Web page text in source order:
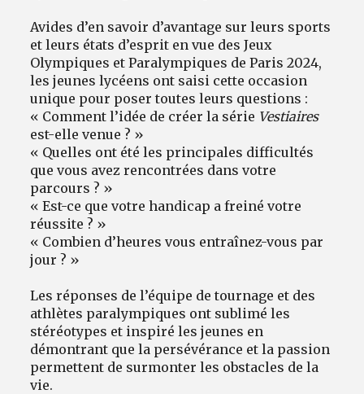
Avides d’en savoir d’avantage sur leurs sports
et leurs états d’esprit en vue des Jeux
Olympiques et Paralympiques de Paris 2024,
les jeunes lycéens ont saisi cette occasion
unique pour poser toutes leurs questions :
« Comment l’idée de créer la série Vestiaires
est-elle venue ? »
« Quelles ont été les principales difficultés
que vous avez rencontrées dans votre
parcours ? »
« Est-ce que votre handicap a freiné votre
réussite ? »
« Combien d’heures vous entraînez-vous par
jour ? »
Les réponses de l’équipe de tournage et des
athlètes paralympiques ont sublimé les
stéréotypes et inspiré les jeunes en
démontrant que la persévérance et la passion
permettent de surmonter les obstacles de la
vie.